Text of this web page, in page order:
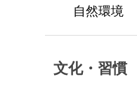
自然環境
文化・習慣